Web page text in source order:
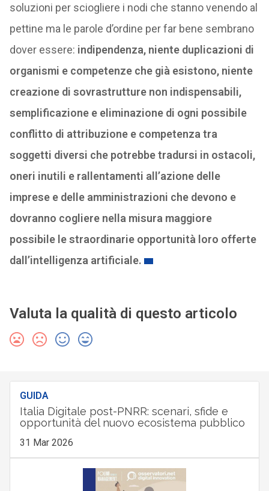
soluzioni per sciogliere i nodi che stanno venendo al
pettine ma le parole d’ordine per far bene sembrano
dover essere: indipendenza, niente duplicazioni di
organismi e competenze che già esistono, niente
creazione di sovrastrutture non indispensabili,
semplificazione e eliminazione di ogni possibile
conflitto di attribuzione e competenza tra
soggetti diversi che potrebbe tradursi in ostacoli,
oneri inutili e rallentamenti all’azione delle
imprese e delle amministrazioni che devono e
dovranno cogliere nella misura maggiore
possibile le straordinarie opportunità loro offerte
dall’intelligenza artificiale.
Valuta la qualità di questo articolo
GUIDA
Italia Digitale post-PNRR: scenari, sfide e
opportunità del nuovo ecosistema pubblico
31 Mar 2026